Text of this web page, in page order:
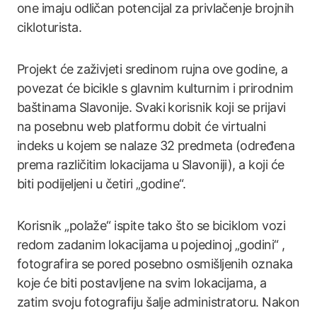
one imaju odličan potencijal za privlačenje brojnih
cikloturista.
Projekt će zaživjeti sredinom rujna ove godine, a
povezat će bicikle s glavnim kulturnim i prirodnim
baštinama Slavonije. Svaki korisnik koji se prijavi
na posebnu web platformu dobit će virtualni
indeks u kojem se nalaze 32 predmeta (određena
prema različitim lokacijama u Slavoniji), a koji će
biti podijeljeni u četiri „godine“.
Korisnik „polaže“ ispite tako što se biciklom vozi
redom zadanim lokacijama u pojedinoj „godini“ ,
fotografira se pored posebno osmišljenih oznaka
koje će biti postavljene na svim lokacijama, a
zatim svoju fotografiju šalje administratoru. Nakon